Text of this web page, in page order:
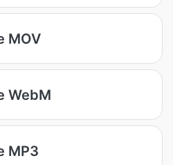
MOV
WebM
MP3